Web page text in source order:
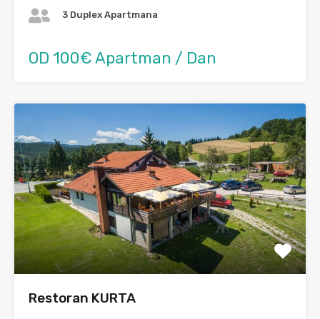
3 Duplex Apartmana
OD 100€ Apartman / Dan
Restoran KURTA